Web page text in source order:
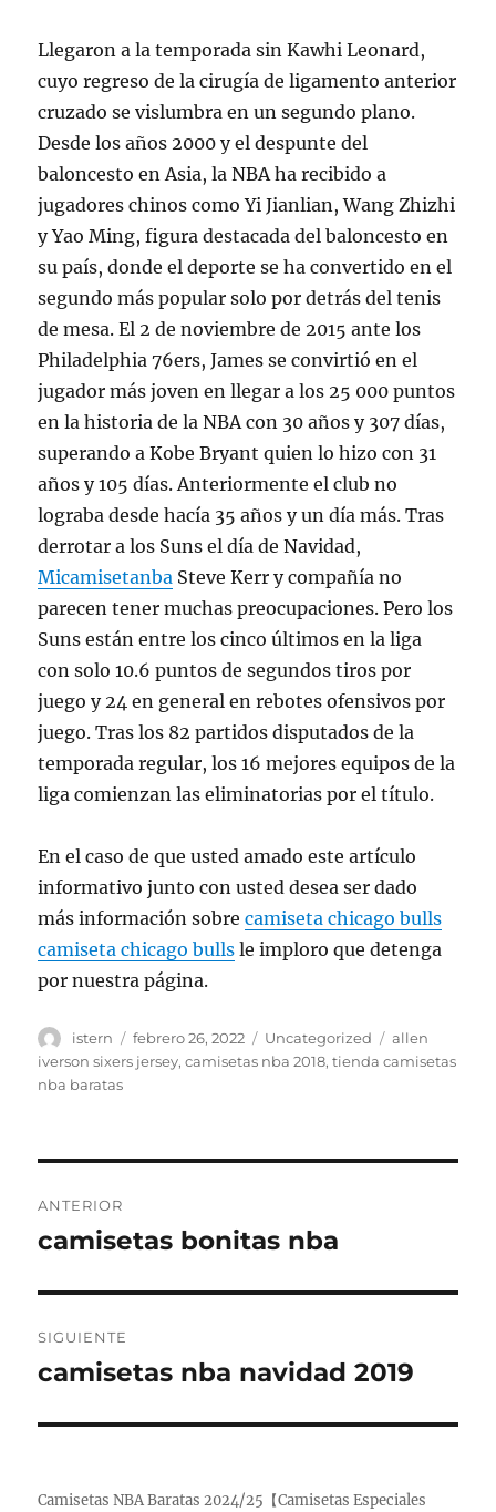
Llegaron a la temporada sin Kawhi Leonard,
cuyo regreso de la cirugía de ligamento anterior
cruzado se vislumbra en un segundo plano.
Desde los años 2000 y el despunte del
baloncesto en Asia, la NBA ha recibido a
jugadores chinos como Yi Jianlian, Wang Zhizhi
y Yao Ming, figura destacada del baloncesto en
su país, donde el deporte se ha convertido en el
segundo más popular solo por detrás del tenis
de mesa. El 2 de noviembre de 2015 ante los
Philadelphia 76ers, James se convirtió en el
jugador más joven en llegar a los 25 000 puntos
en la historia de la NBA con 30 años y 307 días,
superando a Kobe Bryant quien lo hizo con 31
años y 105 días. Anteriormente el club no
lograba desde hacía 35 años y un día más. Tras
derrotar a los Suns el día de Navidad,
Micamisetanba Steve Kerr y compañía no
parecen tener muchas preocupaciones. Pero los
Suns están entre los cinco últimos en la liga
con solo 10.6 puntos de segundos tiros por
juego y 24 en general en rebotes ofensivos por
juego. Tras los 82 partidos disputados de la
temporada regular, los 16 mejores equipos de la
liga comienzan las eliminatorias por el título.
En el caso de que usted amado este artículo
informativo junto con usted desea ser dado
más información sobrecamiseta chicago bulls
camiseta chicago bulls le imploro que detenga
por nuestra página.
Autor
istern
Publicado
el
febrero 26, 2022 Categorías
Uncategorized Etiquetas
allen
iverson sixers jersey,camisetas nba 2018,tienda camisetas
nba baratas
de
ANTERIOR
Entrada
camisetas bonitas nba
SIGUIENTE
Entrada
camisetas nba navidad 2019
Camisetas NBA Baratas 2024/25【Camisetas Especiales